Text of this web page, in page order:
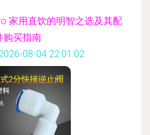
家用直饮的明智之选及其配
购买指南
08-04 22:01:02